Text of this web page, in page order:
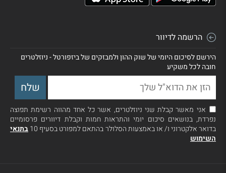
הרשמה לדיוור
הירשם לסיכום היומי של שוק ההון ולמבזקים של ביזפורטל - ניוזלטרים
חובה לכל משקיע
אני מאשר קבלת שני ניוזלטרים, אשר כל אחד מהווה רשימת תפוצה
נפרדת, בנושאים סיכום יומי והתראות חמות וקבלת דיוורים פרסומיים
בדואר אלקטרוני ו/ או באמצעות הסלולר בהתאם למפורט בסעיף 10
בתנאי
השימוש